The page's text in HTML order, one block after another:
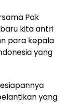
Pak
kita antri
para kepala
yang
yang